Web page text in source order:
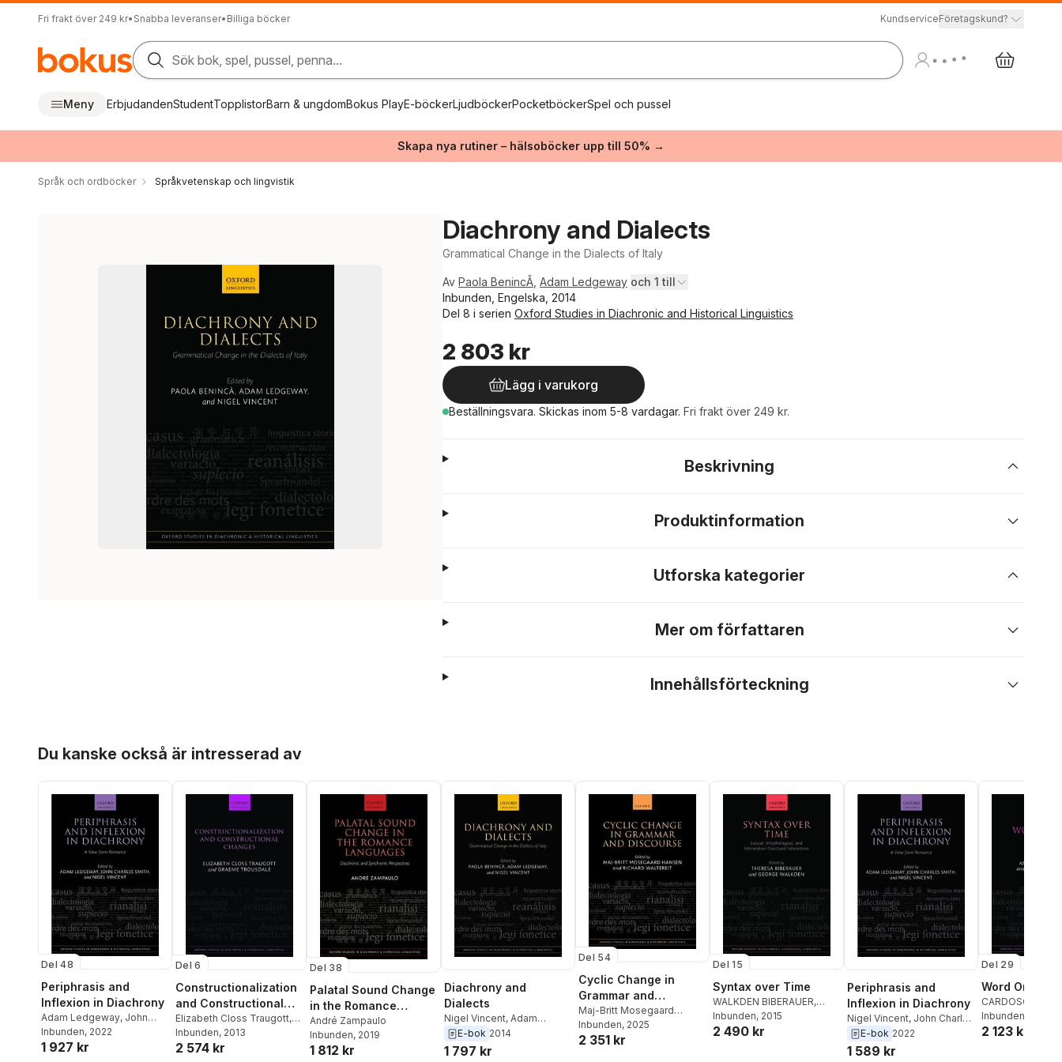
Fri frakt över 249 kr• Snabba leveranser• Billiga böcker KundserviceFöretagskund?
Sök bok, spel, pussel, penna...
Meny ErbjudandenStudentTopplistorBarn & ungdomBokus PlayE-böckerLjudböckerPocketböckerSpel och pussel
Skapa nya rutiner – hälsoböcker upp till 50% →
Språk och ordböcker Språkvetenskap och lingvistik
Diachrony and Dialects
Grammatical Change in the Dialects of Italy
Av Paola BenincÃ Adam Ledgeway och 1 till
Inbunden, Engelska, 2014
Del 8 i serien Oxford Studies in Diachronic and Historical Linguistics
2 803 kr
Lägg i varukorg
Beställningsvara. Skickas inom 5-8 vardagar. Fri frakt över 249 kr.
Beskrivning
Produktinformation
Utforska kategorier
Mer om författaren
Innehållsförteckning
Du kanske också är intresserad av
Del 48
Periphrasis and
Inflexion in Diachrony
Adam Ledgeway, John
Charles Smith,Nigel
Vincent
Inbunden, 2022
1 927 kr
Del 6
Constructionalization
and Constructional
Changes
Elizabeth Closs Traugott,
Graeme Trousdale
Inbunden, 2013
2 574 kr
Del 38
Palatal Sound Change
in the Romance
Languages
André Zampaulo
Inbunden, 2019
1 812 kr
Diachrony and
Dialects
Nigel Vincent, Adam
Ledgeway,Paola Beninca
E-bok 2014
1 797 kr
Del 54
Cyclic Change in
Grammar and
Discourse
Maj-Britt Mosegaard
Hansen,Maj-Britt
Mosegaard Hansen
Inbunden, 2025
2 351 kr
Del 15
Syntax over Time
WALKDEN BIBERAUER,
Theresa Biberauer
Walkden
Inbunden, 2015
2 490 kr
Periphrasis and
Inflexion in Diachrony
Nigel Vincent, John Charles
Smith,Adam Ledgeway
E-bok 2022
1 589 kr
Del 29
Word Order
CARDOSO
Maria Martins
Cardoso
Inbunden
2 123 kr